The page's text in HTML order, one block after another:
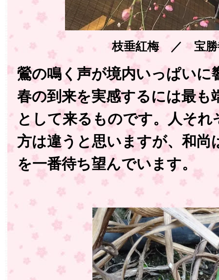
枝垂紅梅 ／ 宝勝
鶯の鳴く声が境内いっぱいに
春の到来を実感するには最も
として来るものです。人そ
方は違うと思いますが、和尚
を一番待ち望んでいます。